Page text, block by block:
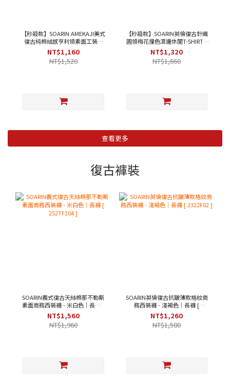
【秒殺款】SOARIN AMEKAJI美式
復古純棉絨感亨利領素面工裝T-
SHIRT - 橙黃色｜短袖 [212T410 ]
NT$1,160
NT$1,520
【秒殺款】SOARIN英倫復古針織
圓領梅花撞色滾邊休閒T-SHIRT -
杏色｜短袖 [ 212T437 ]
NT$1,320
NT$1,660
查看更多
復古褲裝
SOARIN義式復古天絲棉那不勒斯
素面商務西裝褲 - 米白色｜長褲 [
252TF204 ]
NT$1,560
NT$1,960
SOARIN英倫復古抗皺薄款格紋商
務西裝褲 - 淺褐色｜長褲 [
2322F02 ]
NT$1,260
NT$1,580